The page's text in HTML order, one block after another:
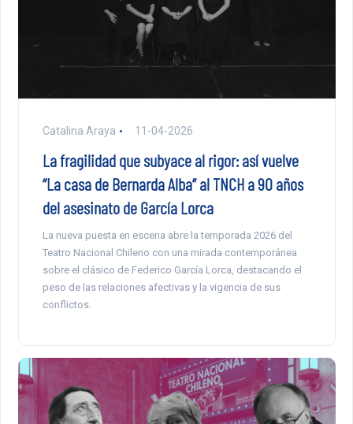
Catalina Araya 11-04-2026
La fragilidad que subyace al rigor: así vuelve
“La casa de Bernarda Alba” al TNCH a 90 años
del asesinato de García Lorca
La nueva puesta en escena abre la temporada 2026 del
Teatro Nacional Chileno con una mirada contemporánea
sobre el clásico de Federico García Lorca, destacando el
peso de las relaciones afectivas y la vigencia de sus
conflictos.